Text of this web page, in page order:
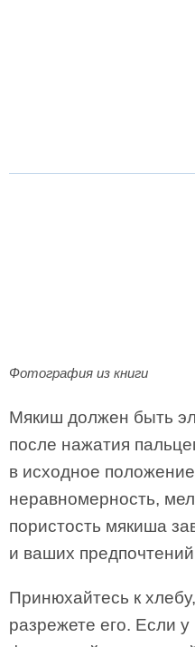
Фотография из книги
Мякиш должен быть
после нажатия
в исходное
неравномерность,
пористость мякиша
и ваших
Принюхайтесь к
разрежете его. Если